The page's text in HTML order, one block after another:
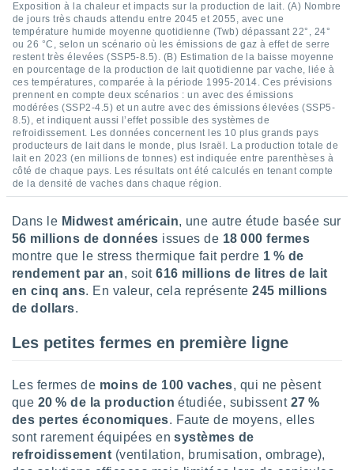
la
sur le
et que
ne
ou
vous
de la
des
le
en
le
Exposition à la chaleur et impacts sur la production de lait. (A) Nombre
de jours très chauds attendu entre 2045 et 2055, avec une
température humide moyenne quotidienne (Twb) dépassant 22°, 24°
ou 26 °C, selon un scénario où les émissions de gaz à effet de serre
restent très élevées (SSP5-8.5). (B) Estimation de la baisse moyenne
en pourcentage de la production de lait quotidienne par vache, liée à
ces températures, comparée à la période 1995-2014. Ces prévisions
prennent en compte deux scénarios : un avec des émissions
modérées (SSP2-4.5) et un autre avec des émissions élevées (SSP5-
8.5), et indiquent aussi l’effet possible des systèmes de
refroidissement. Les données concernent les 10 plus grands pays
producteurs de lait dans le monde, plus Israël. La production totale de
lait en 2023 (en millions de tonnes) est indiquée entre parenthèses à
côté de chaque pays. Les résultats ont été calculés en tenant compte
de la densité de vaches dans chaque région.
Dans le Midwest américain, une autre étude basée sur
56 millions de données issues de 18 000 fermes
montre que le stress thermique fait perdre 1 % de
rendement par an, soit616 millions de litres de lait
en cinq ans. En valeur, cela représente245 millions
de dollars.
Les petites fermes en première ligne
Les fermes de moins de 100 vaches, qui ne pèsent
que 20 % de la production étudiée, subissent 27 %
des pertes économiques. Faute de moyens, elles
sont rarement équipées ensystèmes de
refroidissement (ventilation, brumisation, ombrage),